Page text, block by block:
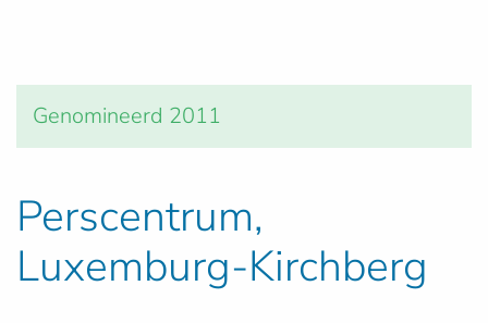
Genomineerd 2011
Perscentrum,
Luxemburg-Kirchberg